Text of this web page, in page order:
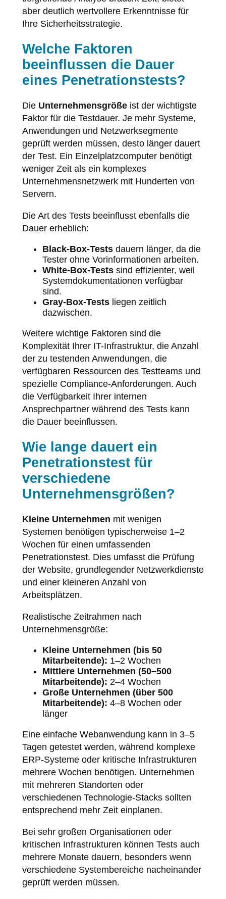
aber deutlich wertvollere Erkenntnisse für
Ihre Sicherheitsstrategie.
Welche Faktoren
beeinflussen die Dauer
eines Penetrationstests?
Die Unternehmensgrößeist der wichtigste
Faktor für die Testdauer. Je mehr Systeme,
Anwendungen und Netzwerksegmente
geprüft werden müssen, desto länger dauert
der Test. Ein Einzelplatzcomputer benötigt
weniger Zeit als ein komplexes
Unternehmensnetzwerk mit Hunderten von
Servern.
Die Art des Tests beeinflusst ebenfalls die
Dauer erheblich:
Black-Box-Testsdauern länger, da die
Tester ohne Vorinformationen arbeiten.
White-Box-Testssind effizienter, weil
Systemdokumentationen verfügbar
sind.
Gray-Box-Testsliegen zeitlich
dazwischen.
Weitere wichtige Faktoren sind die
Komplexität Ihrer IT-Infrastruktur, die Anzahl
der zu testenden Anwendungen, die
verfügbaren Ressourcen des Testteams und
spezielle Compliance-Anforderungen. Auch
die Verfügbarkeit Ihrer internen
Ansprechpartner während des Tests kann
die Dauer beeinflussen.
Wie lange dauert ein
Penetrationstest für
verschiedene
Unternehmensgrößen?
Kleine Unternehmen mit wenigen
Systemen benötigen typischerweise 1–2
Wochen für einen umfassenden
Penetrationstest. Dies umfasst die Prüfung
der Website, grundlegender Netzwerkdienste
und einer kleineren Anzahl von
Arbeitsplätzen.
Realistische Zeitrahmen nach
Unternehmensgröße:
Kleine Unternehmen (bis 50
Mitarbeitende): 1–2 Wochen
Mittlere Unternehmen (50–500
Mitarbeitende): 2–4 Wochen
Große Unternehmen (über 500
Mitarbeitende): 4–8 Wochen oder
länger
Eine einfache Webanwendung kann in 3–5
Tagen getestet werden, während komplexe
ERP-Systeme oder kritische Infrastrukturen
mehrere Wochen benötigen. Unternehmen
mit mehreren Standorten oder
verschiedenen Technologie-Stacks sollten
entsprechend mehr Zeit einplanen.
Bei sehr großen Organisationen oder
kritischen Infrastrukturen können Tests auch
mehrere Monate dauern, besonders wenn
verschiedene Systembereiche nacheinander
geprüft werden müssen.